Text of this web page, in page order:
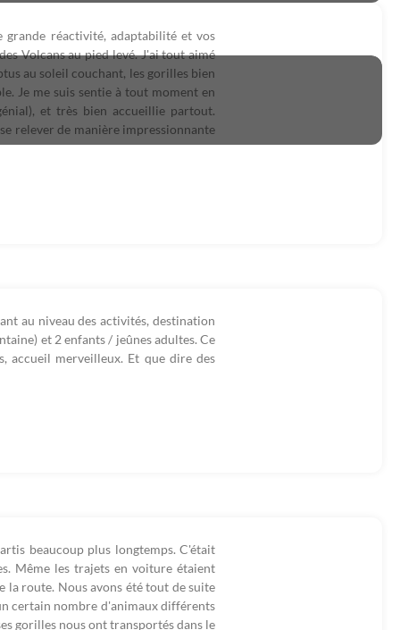
réactivité, adaptabilité et vos
Volcans au pied levé. J'ai tout aimé
au soleil couchant, les gorilles bien
Je me suis sentie à tout moment en
et très bien accueillie partout.
relever de manière impressionnante
au niveau des activités, destination
et 2 enfants / jeûnes adultes. Ce
accueil merveilleux. Et que dire des
beaucoup plus longtemps. C'était
Même les trajets en voiture étaient
la route. Nous avons été tout de suite
certain nombre d'animaux différents
gorilles nous ont transportés dans le